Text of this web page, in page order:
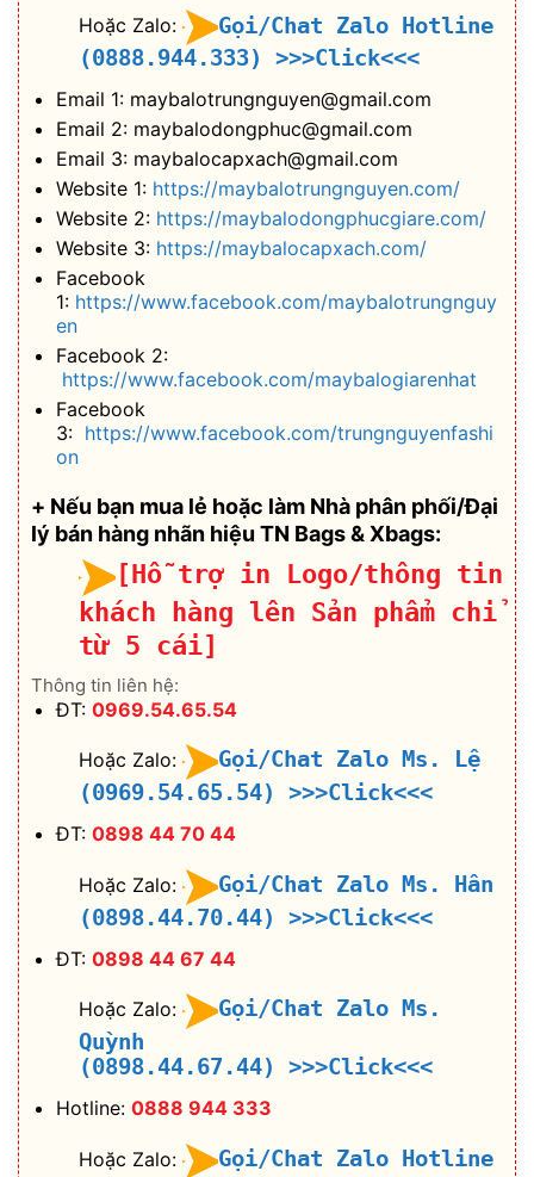
Hoặc Zalo:
Gọi/Chat Zalo Hotline
(0888.944.333)
>>>Click<<<
Email 1: maybalotrungnguyen@gmail.com
Email 2: maybalodongphuc@gmail.com
Email 3: maybalocapxach@gmail.com
Website 1: https://maybalotrungnguyen.com/
Website 2: https://maybalodongphucgiare.com/
Website 3: https://maybalocapxach.com/
Facebook
1: https://www.facebook.com/maybalotrungnguy
en
Facebook 2:
https://www.facebook.com/maybalogiarenhat
Facebook
3: https://www.facebook.com/trungnguyenfashi
on
+ Nếu bạn mua lẻ hoặc làm Nhà phân phối/Đại
lý bán hàng nhãn hiệu TN Bags & Xbags:
[Hỗ trợ in Logo/thông tin
khách hàng lên Sản phẩm chỉ
từ 5 cái]
Thông tin liên hệ:
ĐT: 0969.54.65.54
Hoặc Zalo:
Gọi/Chat Zalo Ms. Lệ
(0969.54.65.54)
>>>Click<<<
ĐT: 0898 44 70 44
Hoặc Zalo:
Gọi/Chat Zalo Ms. Hân
(0898.44.70.44)
>>>Click<<<
ĐT: 0898 44 67 44
Hoặc Zalo:
Gọi/Chat Zalo Ms.
Quỳnh
(0898.44.67.44)
>>>Click<<<
Hotline: 0888 944 333
Hoặc Zalo: Gọi/Chat Zalo Hotline